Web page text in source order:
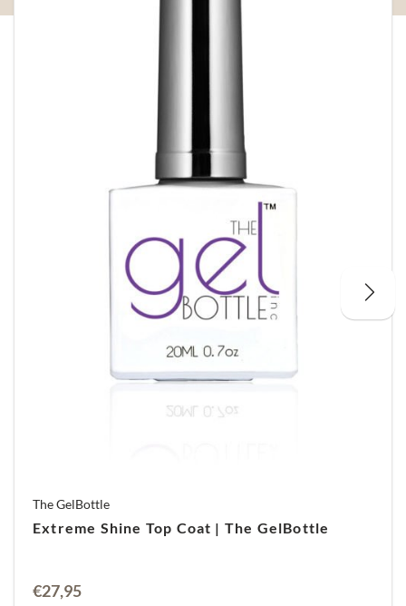
The GelBottle
Extreme Shine Top Coat | The GelBottle
€27,95